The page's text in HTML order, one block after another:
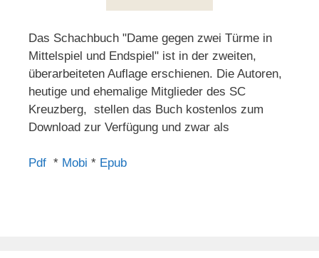
Das Schachbuch "Dame gegen zwei Türme in
Mittelspiel und Endspiel" ist in der zweiten,
überarbeiteten Auflage erschienen. Die Autoren,
heutige und ehemalige Mitglieder des SC
Kreuzberg, stellen das Buch kostenlos zum
Download zur Verfügung und zwar als
Pdf * Mobi * Epub